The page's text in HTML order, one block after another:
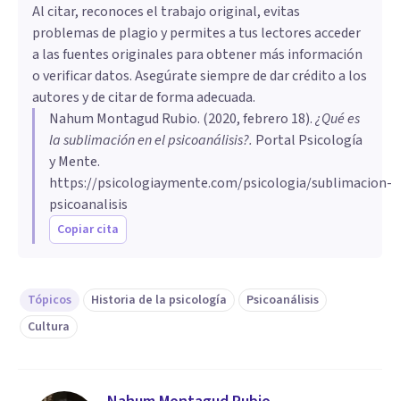
Al citar, reconoces el trabajo original, evitas
problemas de plagio y permites a tus lectores acceder
a las fuentes originales para obtener más información
o verificar datos. Asegúrate siempre de dar crédito a los
autores y de citar de forma adecuada.
Nahum Montagud Rubio. (2020, febrero 18).¿Qué es
la sublimación en el psicoanálisis?. Portal Psicología
y Mente.
https://psicologiaymente.com/psicologia/sublimacion-
psicoanalisis
Copiar cita
Tópicos Historia de la psicología
Psicoanálisis
Cultura